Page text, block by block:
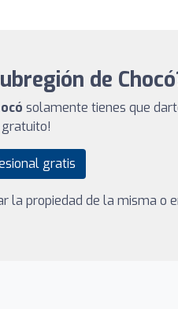
de
solamente tienes que
gratis
propiedad de la misma o